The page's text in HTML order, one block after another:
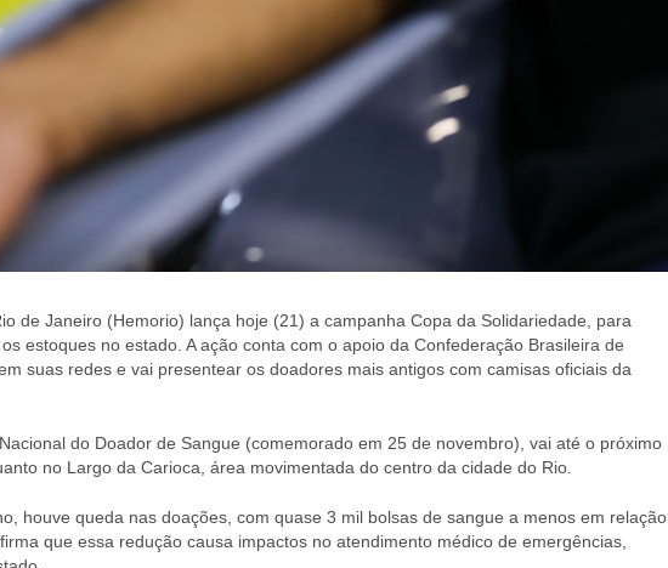
de Janeiro (Hemorio) lança hoje (21) a campanha Copa da Solidariedade, para
estoques no estado. A ação conta com o apoio da Confederação Brasileira de
suas redes e vai presentear os doadores mais antigos com camisas oficiais da
do Doador de Sangue (comemorado em 25 de novembro), vai até o próximo
no Largo da Carioca, área movimentada do centro da cidade do Rio.
houve queda nas doações, com quase 3 mil bolsas de sangue a menos em relação
que essa redução causa impactos no atendimento médico de emergências,